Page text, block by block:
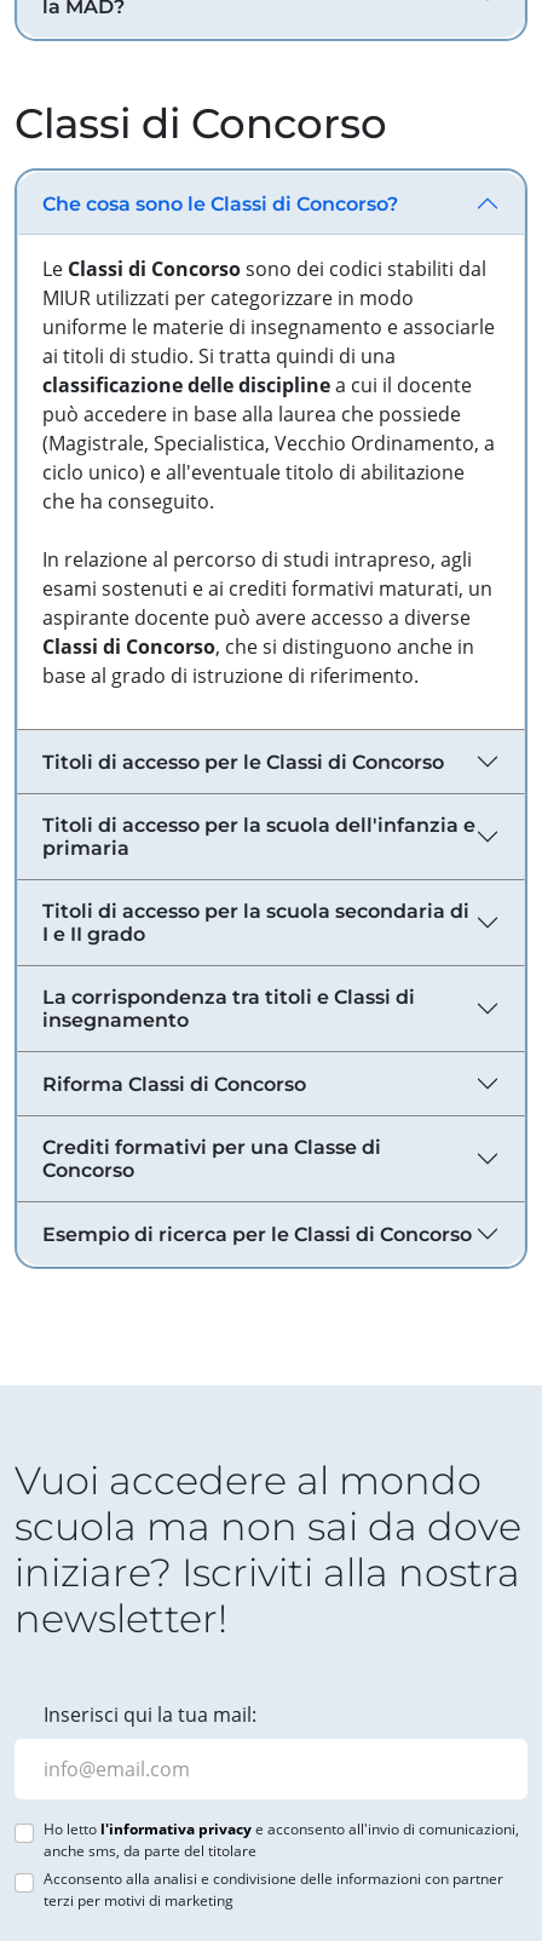
la MAD?
Classi di Concorso
Che cosa sono le Classi di Concorso?
Le Classi di Concorsosono dei codici stabiliti dal
MIUR utilizzati per categorizzare in modo
uniforme le materie di insegnamento e associarle
ai titoli di studio. Si tratta quindi di una
classificazione delle disciplinea cui il docente
può accedere in base alla laurea che possiede
(Magistrale, Specialistica, Vecchio Ordinamento, a
ciclo unico) e all'eventuale titolo di abilitazione
che ha conseguito.
In relazione al percorso di studi intrapreso, agli
esami sostenuti e ai crediti formativi maturati, un
aspirante docente può avere accesso a diverse
Classi di Concorso, che si distinguono anche in
base al grado di istruzione di riferimento.
Titoli di accesso per le Classi di Concorso
Titoli di accesso per la scuola dell'infanzia e
primaria
Titoli di accesso per la scuola secondaria di
I e II grado
La corrispondenza tra titoli e Classi di
insegnamento
Riforma Classi di Concorso
Crediti formativi per una Classe di
Concorso
Esempio di ricerca per le Classi di Concorso
Vuoi accedere al mondo
scuola ma non sai da dove
iniziare? Iscriviti alla nostra
newsletter!
Inserisci qui la tua mail:
Ho letto l'informativa privacye acconsento all'invio di comunicazioni,
anche sms, da parte del titolare
Acconsento alla analisi e condivisione delle informazioni con partner
terzi per motivi di marketing